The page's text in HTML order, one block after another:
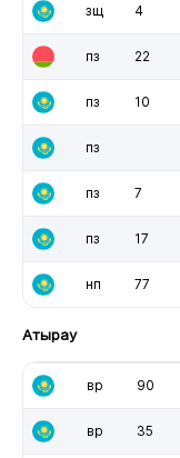
зщ 4
пз 22
пз 10
пз
пз 7
пз 17
нп 77
Атырау
вр 90
вр 35